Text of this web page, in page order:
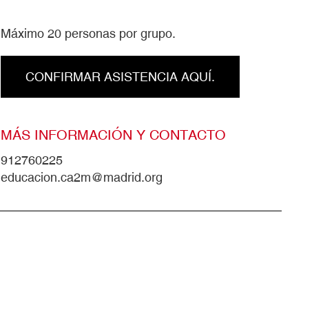
Máximo 20 personas por grupo.
CONFIRMAR ASISTENCIA AQUÍ.
MÁS INFORMACIÓN Y CONTACTO
912760225
educacion.ca2m@madrid.org